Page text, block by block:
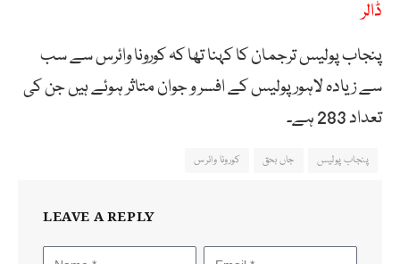
ڈالر
پنجاب پولیس ترجمان کا کہنا تھا کہ کورونا وائرس سے سب
سے زیادہ لاہور پولیس کے افسر و جوان متاثر ہوئے ہیں جن کی
تعداد 283 ہے۔
پنجاب پولیس جاں بحق کورونا وائرس
LEAVE A REPLY